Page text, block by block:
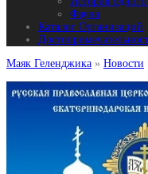
Фауна
Каталог Организаций
Маяк Геленджика » Новости